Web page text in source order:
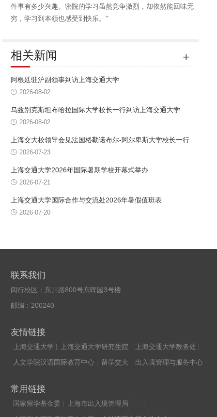
件事有多少兴趣。密院的学习虽然竞争激烈，却依然能回味无
穷，学习到本领也感受到快乐。”
相关新闻
阿根廷驻沪副领事到访上海交通大学
2026-08-02
乌兹别克斯坦布哈拉国际大学校长一行到访上海交通大学
2026-08-02
上海交大校领导会见法国格勒诺布尔-阿尔卑斯大学校长一行
2026-07-23
上海交通大学2026年国际暑期学校开幕式举办
2026-07-21
上海交通大学国际合作与交流处2026年暑假值班表
2026-07-20
联系我们
闵行校区：东川路800号东晖园3号楼
邮编：200240
友情链接
上海交通大学 上海交通大学研究生院
上海交通大学教务处
人文学院汉语国际教育中心
留学交大 出入境管理与服务中心
常用链接
国家留学基金委
上海市出入境管理局